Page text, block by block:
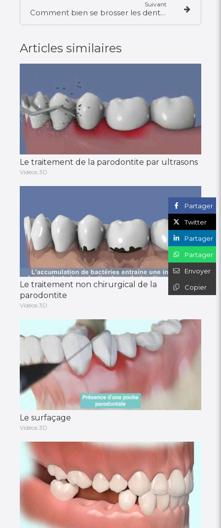
Suivant
Comment bien se brosser les dents ?
Articles similaires
Le traitement de la parodontite par ultrasons
Vidéos 3D
Le traitement non chirurgical de la
parodontite
Vidéos 3D
Le surfaçage
Vidéos 3D
Partager
Twitter
Partager
Partager
Envoyer
Copier